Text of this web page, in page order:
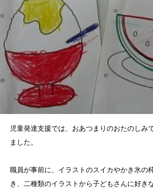
児童発達支援では、おあつまりのおたのしみ
ました。
職員が事前に、イラストのスイカやかき氷の
き、二種類のイラストから子どもさんに好き